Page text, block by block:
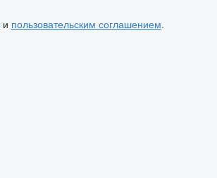
и пользовательским соглашением